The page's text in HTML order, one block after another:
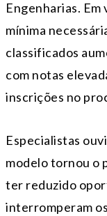
Engenharias.
mínima
classificados
com notas
inscrições no
Especialistas
modelo tornou o
ter reduzido
interromperam